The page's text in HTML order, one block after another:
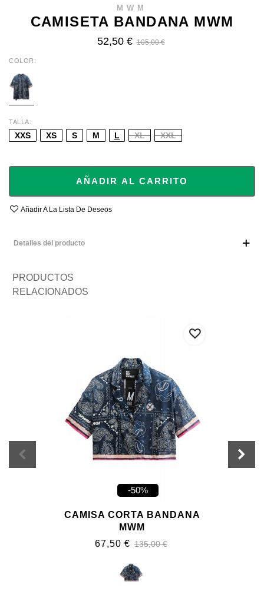
MWM
CAMISETA BANDANA MWM
52,50 € 105,00 €
COLOR
BLUE
TALLA
XXS XS S M L XL XXL
AÑADIR AL CARRITO
Añadir A La Lista De Deseos
Detalles del producto
PRODUCTOS
RELACIONADOS
-50%
CAMISA CORTA BANDANA
MWM
67,50 € 135,00 €